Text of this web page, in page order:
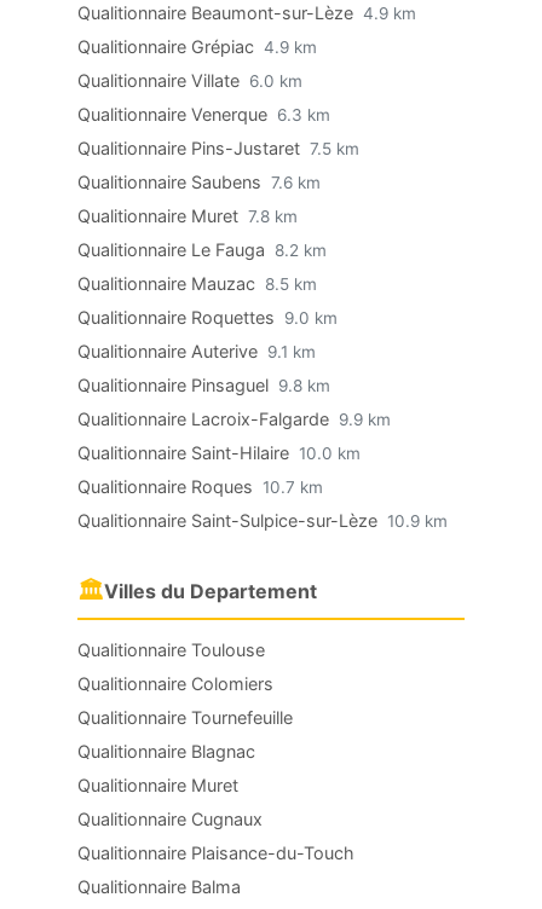
Qualitionnaire Beaumont-sur-Lèze 4.9 km
Qualitionnaire Grépiac 4.9 km
Qualitionnaire Villate 6.0 km
Qualitionnaire Venerque 6.3 km
Qualitionnaire Pins-Justaret 7.5 km
Qualitionnaire Saubens 7.6 km
Qualitionnaire Muret 7.8 km
Qualitionnaire Le Fauga 8.2 km
Qualitionnaire Mauzac 8.5 km
Qualitionnaire Roquettes 9.0 km
Qualitionnaire Auterive 9.1 km
Qualitionnaire Pinsaguel 9.8 km
Qualitionnaire Lacroix-Falgarde 9.9 km
Qualitionnaire Saint-Hilaire 10.0 km
Qualitionnaire Roques 10.7 km
Qualitionnaire Saint-Sulpice-sur-Lèze 10.9 km
🏛Villes du Departement
Qualitionnaire Toulouse
Qualitionnaire Colomiers
Qualitionnaire Tournefeuille
Qualitionnaire Blagnac
Qualitionnaire Muret
Qualitionnaire Cugnaux
Qualitionnaire Plaisance-du-Touch
Qualitionnaire Balma